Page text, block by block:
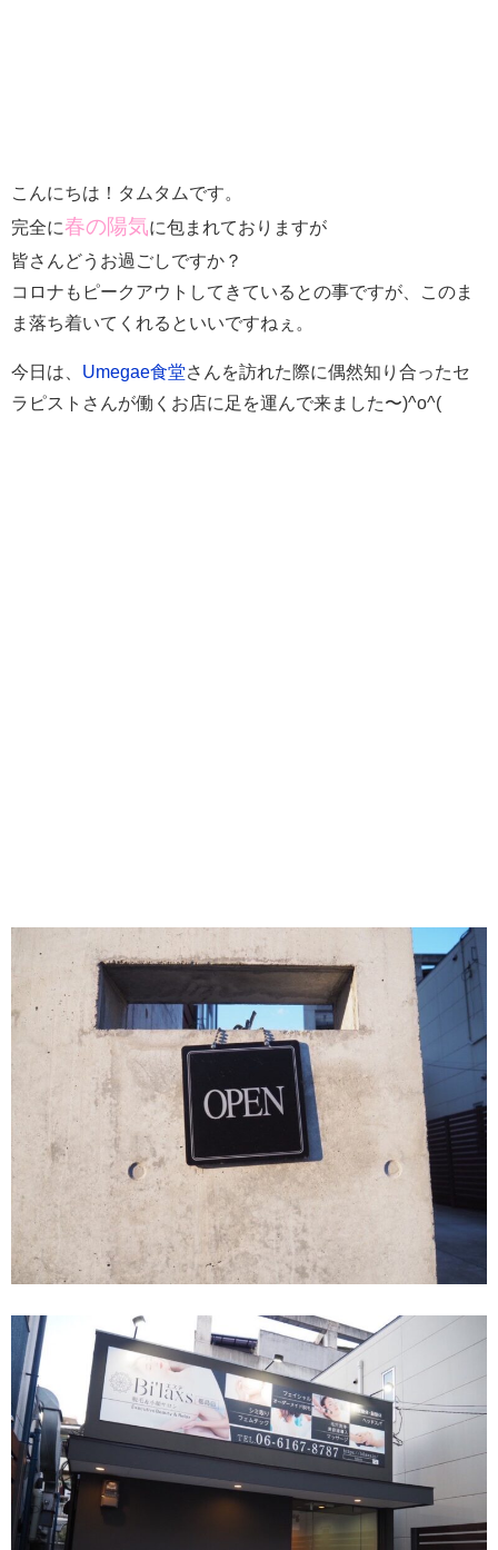
こんにちは！タムタムです。
完全に春の陽気に包まれておりますが
皆さんどうお過ごしですか？
コロナもピークアウトしてきているとの事ですが、このま
ま落ち着いてくれるといいですねぇ。
今日は、 Umegae食堂さんを訪れた際に偶然知り合ったセ
ラピストさんが働くお店に足を運んで来ました〜)^o^(